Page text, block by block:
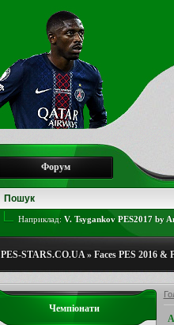
Форум
Наприклад: V. Tsygankov PES2017 by
PES-STARS.CO.UA» Faces PES 2016 &
Чемпіонати